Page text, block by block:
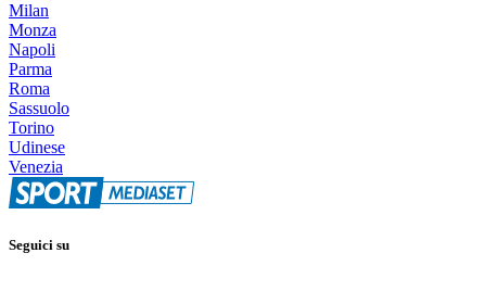
Milan
Monza
Napoli
Parma
Roma
Sassuolo
Torino
Udinese
Venezia
Seguici su